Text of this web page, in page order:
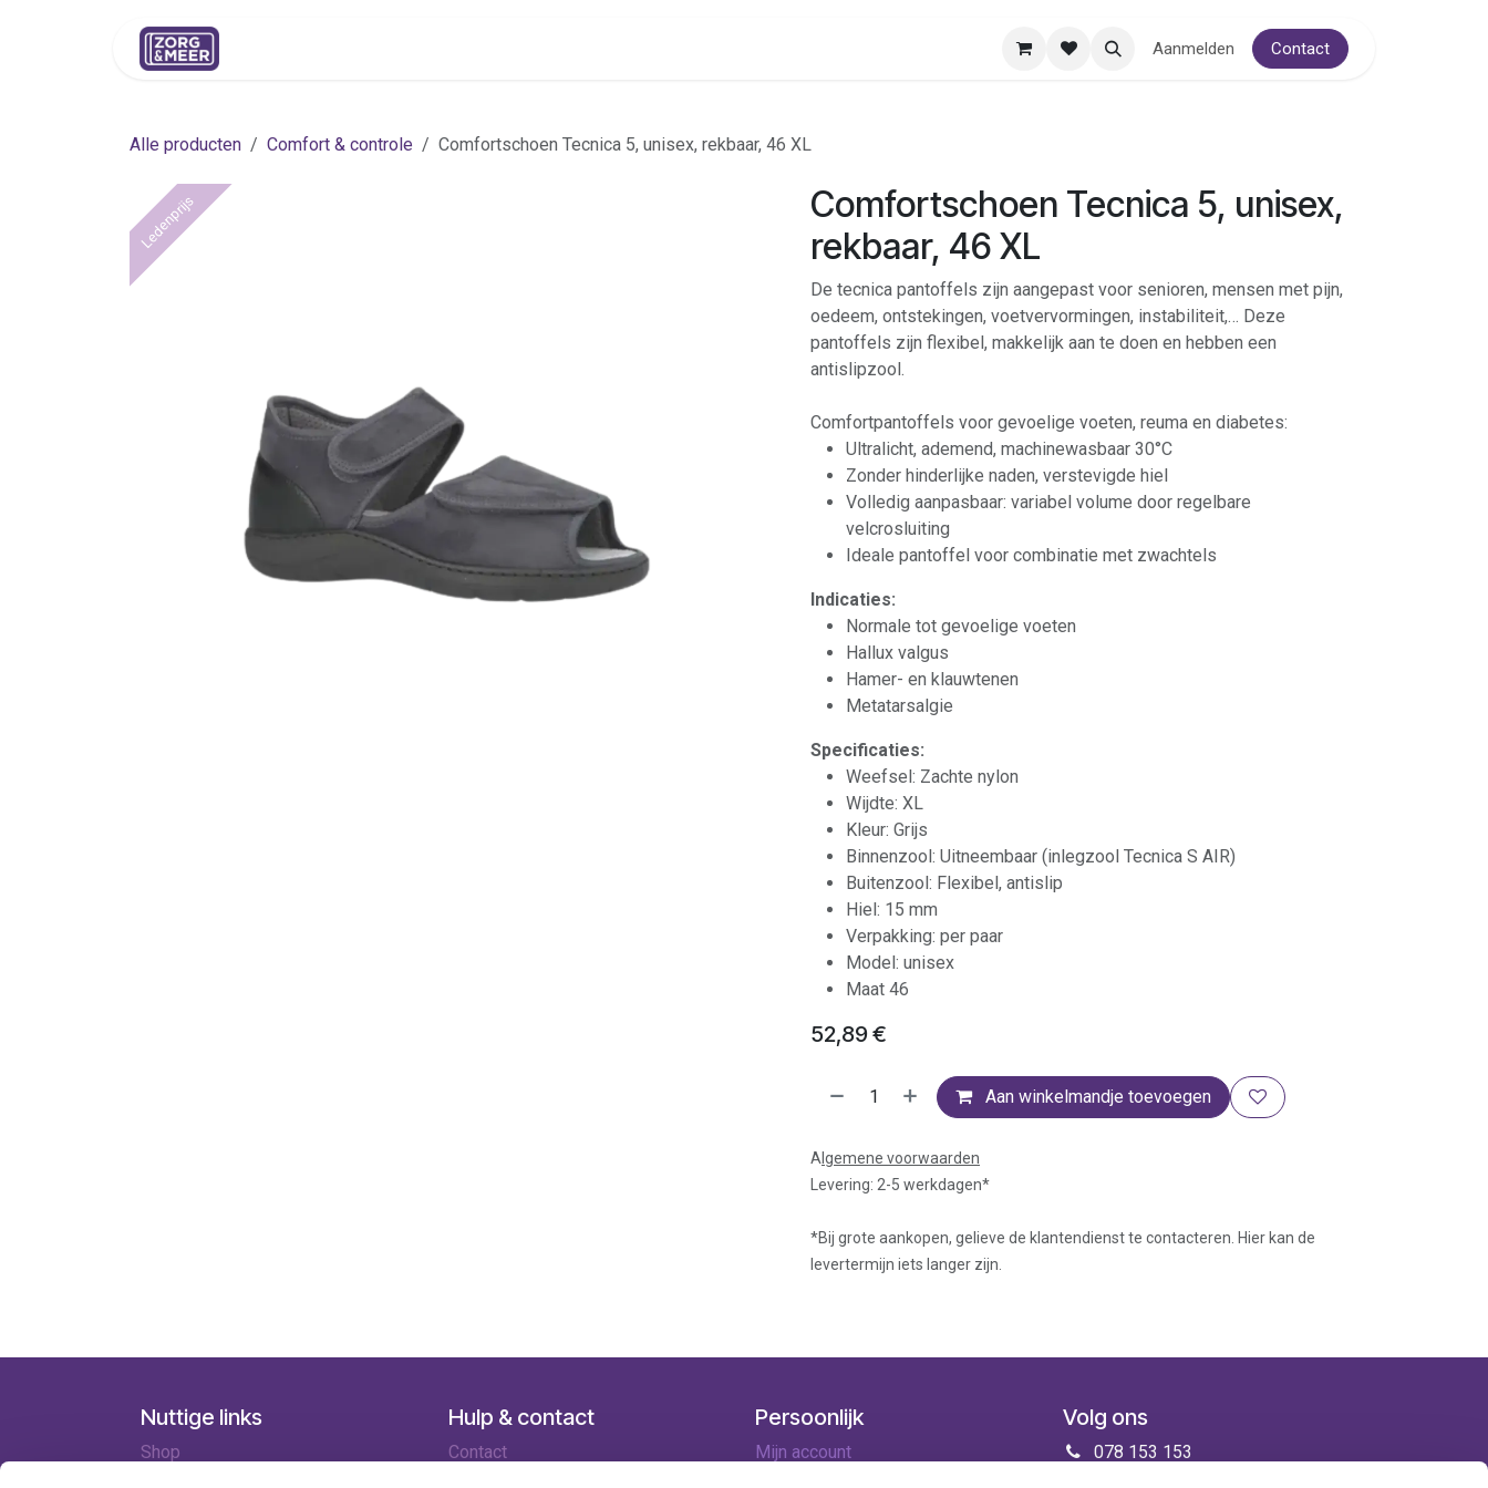
Aanmelden Contact
Alle producten Comfort & controle Comfortschoen Tecnica 5, unisex, rekbaar, 46 XL
Ledenprijs
Comfortschoen Tecnica 5, unisex,
rekbaar, 46 XL
De tecnica pantoffels zijn aangepast voor senioren, mensen met pijn,
oedeem, ontstekingen, voetvervormingen, instabiliteit,… Deze
pantoffels zijn flexibel, makkelijk aan te doen en hebben een
antislipzool.
Comfortpantoffels voor gevoelige voeten, reuma en diabetes:
Ultralicht, ademend, machinewasbaar 30°C
Zonder hinderlijke naden, verstevigde hiel
Volledig aanpasbaar: variabel volume door regelbare
velcrosluiting
Ideale pantoffel voor combinatie met zwachtels
Indicaties:
Normale tot gevoelige voeten
Hallux valgus
Hamer- en klauwtenen
Metatarsalgie
Specificaties:
Weefsel: Zachte nylon
Wijdte: XL
Kleur: Grijs
Binnenzool: Uitneembaar (inlegzool Tecnica S AIR)
Buitenzool: Flexibel, antislip
Hiel: 15 mm
Verpakking: per paar
Model: unisex
Maat 46
52,89€
Aan winkelmandje toevoegen
A lgemene voorwaarden
Levering: 2-5 werkdagen*
*Bij grote aankopen, gelieve de klantendienst te contacteren. Hier kan de
levertermijn iets langer zijn.
Nuttige links
Shop
Hulp & contact
Contact
Persoonlijk
Mijn account
Volg ons
078 153 153